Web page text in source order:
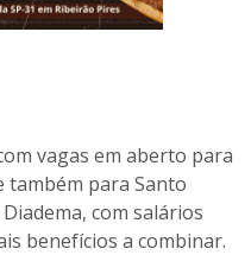
vagas em aberto para
também para Santo
com salários
benefícios a combinar.